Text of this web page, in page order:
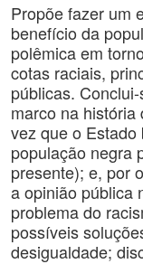
Propõe fazer um
benefício da
polêmica em
cotas raciais,
públicas.
marco na
vez que o
população negra
presente); e, por
a opinião pública
problema do
possíveis
desigualdade;